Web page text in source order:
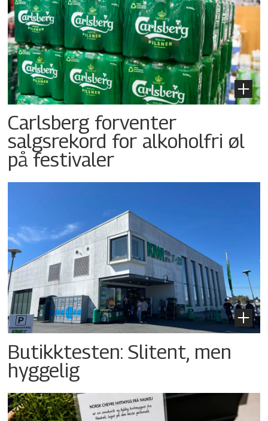
Carlsberg forventer
salgsrekord for alkoholfri øl
på festivaler
Butikktesten: Slitent, men
hyggelig